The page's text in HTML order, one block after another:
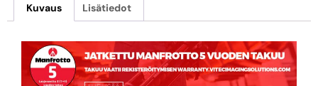
Kuvaus Lisätiedot